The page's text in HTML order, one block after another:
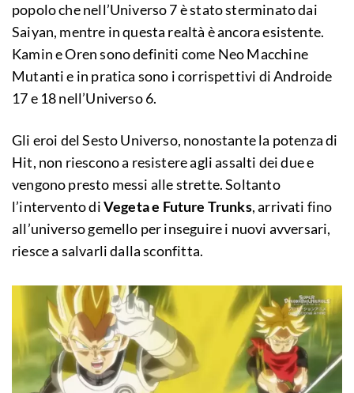
popolo che nell’Universo 7 è stato sterminato dai
Saiyan, mentre in questa realtà è ancora esistente.
Kamin e Oren sono definiti come Neo Macchine
Mutanti e in pratica sono i corrispettivi di Androide
17 e 18 nell’Universo 6.
Gli eroi del Sesto Universo, nonostante la potenza di
Hit, non riescono a resistere agli assalti dei due e
vengono presto messi alle strette. Soltanto
l’intervento diVegeta e Future Trunks, arrivati fino
all’universo gemello per inseguire i nuovi avversari,
riesce a salvarli dalla sconfitta.